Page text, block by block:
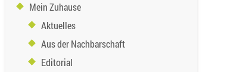
Mein Zuhause
Aktuelles
Aus der Nachbarschaft
Editorial